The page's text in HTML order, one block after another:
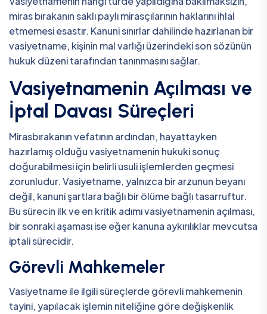
miras bırakanın saklı paylı mirasçılarının haklarını ihlal
etmemesi esastır. Kanuni sınırlar dahilinde hazırlanan bir
vasiyetname, kişinin mal varlığı üzerindeki son sözünün
hukuk düzeni tarafından tanınmasını sağlar.
Vasiyetnamenin Açılması ve
İptal Davası Süreçleri
Mirasbırakanın vefatının ardından, hayattayken
hazırlamış olduğu vasiyetnamenin hukuki sonuç
doğurabilmesi için belirli usuli işlemlerden geçmesi
zorunludur. Vasiyetname, yalnızca bir arzunun beyanı
değil, kanuni şartlara bağlı bir ölüme bağlı tasarruftur.
Bu sürecin ilk ve en kritik adımı vasiyetnamenin açılması,
bir sonraki aşaması ise eğer kanuna aykırılıklar mevcutsa
iptali sürecidir.
Görevli Mahkemeler
Vasiyetname ile ilgili süreçlerde görevli mahkemenin
tayini, yapılacak işlemin niteliğine göre değişkenlik